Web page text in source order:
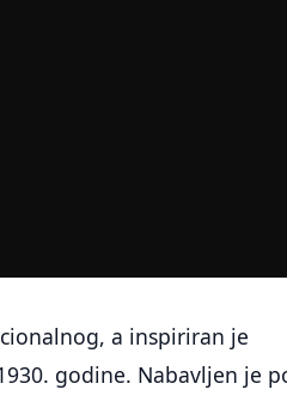
a inspiriran je
godine. Nabavljen je